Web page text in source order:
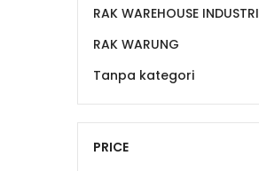
RAK WAREHOUSE INDUSTRI
RAK WARUNG
Tanpa kategori
PRICE